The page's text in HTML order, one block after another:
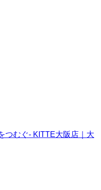
つむぐ- KITTE大阪店｜大